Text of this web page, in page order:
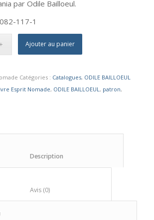
par Odile Bailloeul.
117-1
Ajouter au panier
Catégories : Catalogues, ODILE BAILLOEUL
Esprit Nomade, ODILE BAILLOEUL, patron,
						Avis (0)